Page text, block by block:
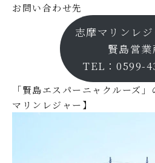
お問い合わせ先
志摩マリンレ
賢島営業
TEL：0599-
「賢島エスパーニャクルーズ
マリンレジャー】